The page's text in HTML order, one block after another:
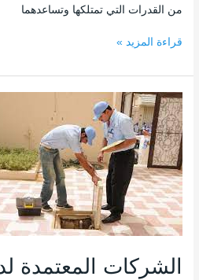
من القدرات التي تمتلكها وتساعدهما
قراءة المزيد »
الشركات المعتمدة
الشركات
المعتمدة
لدى
شركة
المياه
الوطنية
بالرياض